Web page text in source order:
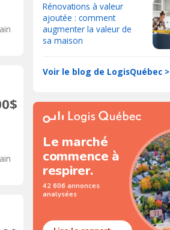
Rénovations à valeur
ajoutée : comment
augmenter la valeur de
sa maison
Voir le blog de LogisQuébec >
Le marché
commence à
respirer.
42 606 annonces
analysées